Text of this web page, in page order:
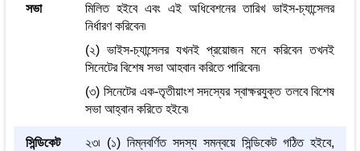
সভা
মিলিত হইবে এবং এই অধিবেশনের তারিখ ভাইস-চ্যান্সেলর
নির্ধারণ করিবেন৷
(২) ভাইস-চ্যান্সেলর যখনই প্রয়োজন মনে করিবেন তখনই
সিনেটের বিশেষ সভা আহবান করিতে পারিবেন৷
(৩) সিনেটের এক-তৃতীয়াংশ সদস্যের স্বাক্ষরযুক্ত তলবে বিশেষ
সভা আহ্বান করিতে হইবে৷
সিন্ডিকেট
২৩৷ (১) নিম্নবর্ণিত সদস্য সমন্বয়ে সিন্ডিকেট গঠিত হইবে,